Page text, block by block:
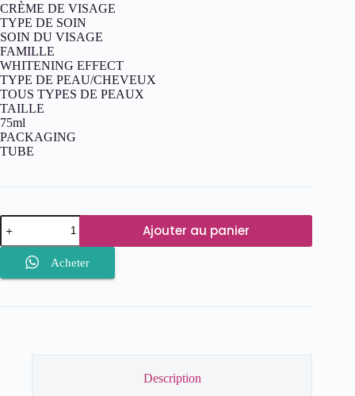
CRÈME DE VISAGE
TYPE DE SOIN
SOIN DU VISAGE
FAMILLE
WHITENING EFFECT
TYPE DE PEAU/CHEVEUX
TOUS TYPES DE PEAUX
TAILLE
75ml
PACKAGING
TUBE
quantité
de
Byphasse
Créme
Visage
Ajouter au panier
Acheter
Description